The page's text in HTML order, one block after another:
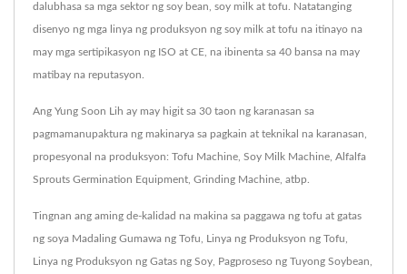
dalubhasa sa mga sektor ng soy bean, soy milk at tofu. Natatanging
disenyo ng mga linya ng produksyon ng soy milk at tofu na itinayo na
may mga sertipikasyon ng ISO at CE, na ibinenta sa 40 bansa na may
matibay na reputasyon.
Ang Yung Soon Lih ay may higit sa 30 taon ng karanasan sa
pagmamanupaktura ng makinarya sa pagkain at teknikal na karanasan,
propesyonal na produksyon: Tofu Machine, Soy Milk Machine, Alfalfa
Sprouts Germination Equipment, Grinding Machine, atbp.
Tingnan ang aming de-kalidad na makina sa paggawa ng tofu at gatas
ng soya Madaling Gumawa ng Tofu Linya ng Produksyon ng Tofu
Linya ng Produksyon ng Gatas ng Soy Pagproseso ng Tuyong Soybean